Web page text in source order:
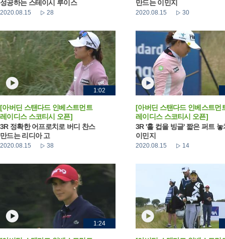
성공하는 스테이시 루이스
2020.08.15 28
만드는 이민지
2020.08.15 30
1:02
[아버딘 스탠다드 인베스트먼트
레이디스 스코티시 오픈]
3R 정확한 어프로치로 버디 찬스
만드는 리디아 고
2020.08.15 38
[아버딘 스탠다드 인베스트먼
레이디스 스코티시 오픈]
3R '홀 컵을 빙글' 짧은 퍼트 놓
이민지
2020.08.15 14
1:24